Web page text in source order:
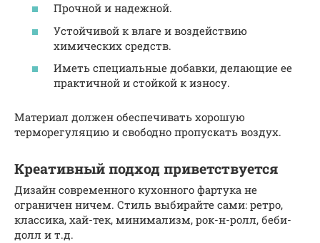
Прочной и надежной.
Устойчивой к влаге и воздействию
химических средств.
Иметь специальные добавки, делающие ее
практичной и стойкой к износу.
Материал должен обеспечивать хорошую
терморегуляцию и свободно пропускать воздух.
Креативный подход приветствуется
Дизайн современного кухонного фартука не
ограничен ничем. Стиль выбирайте сами: ретро,
классика, хай-тек, минимализм, рок-н-ролл, беби-
долл и т.д.